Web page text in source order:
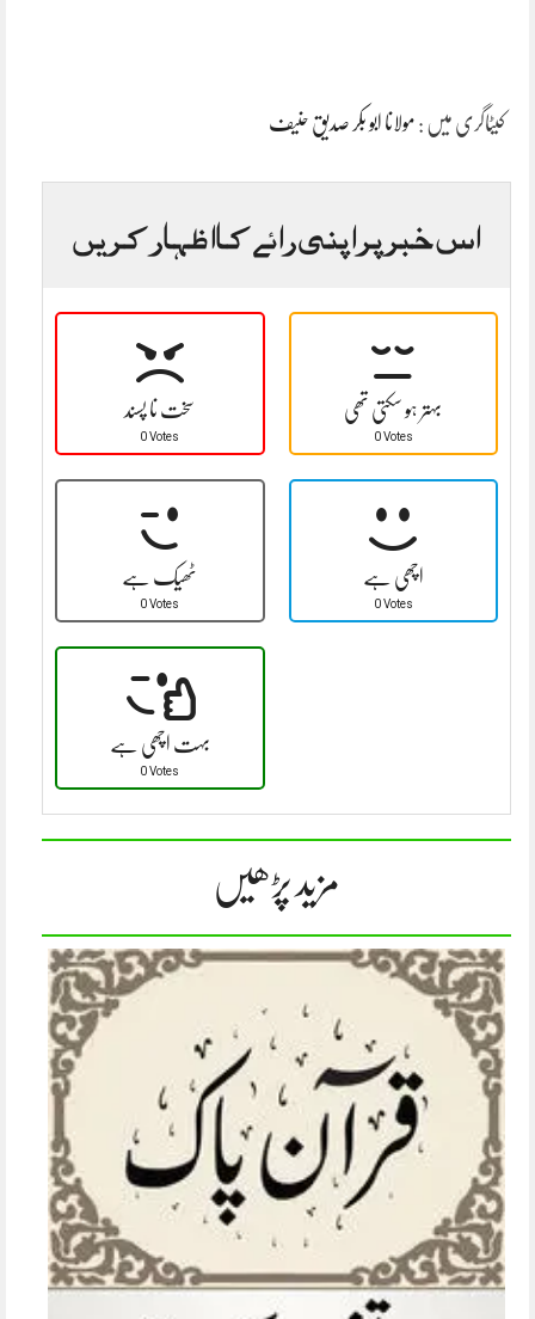
کیٹاگری میں : مولانا ابو بکر صدیق حنیف
اس خبر پر اپنی رائے کا اظہار کریں
سخت نا پسند
0 Votes
بہتر ہو سکتی تھی
0 Votes
ٹھیک ہے
0 Votes
اچھی ہے
0 Votes
بہت اچھی ہے
0 Votes
مزید پڑھیں